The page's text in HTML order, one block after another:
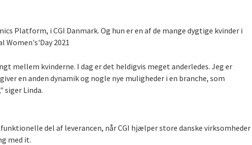
Platform, i CGI Danmark. Og hun er en af de mange dygtige kvinder i
Women's'Day 2021
mellem kvinderne. I dag er det heldigvis meget anderledes. Jeg er
en anden dynamik og nogle nye muligheder i en branche, som
Linda.
del af leverancen, når CGI hjælper store danske virksomheder
med it.